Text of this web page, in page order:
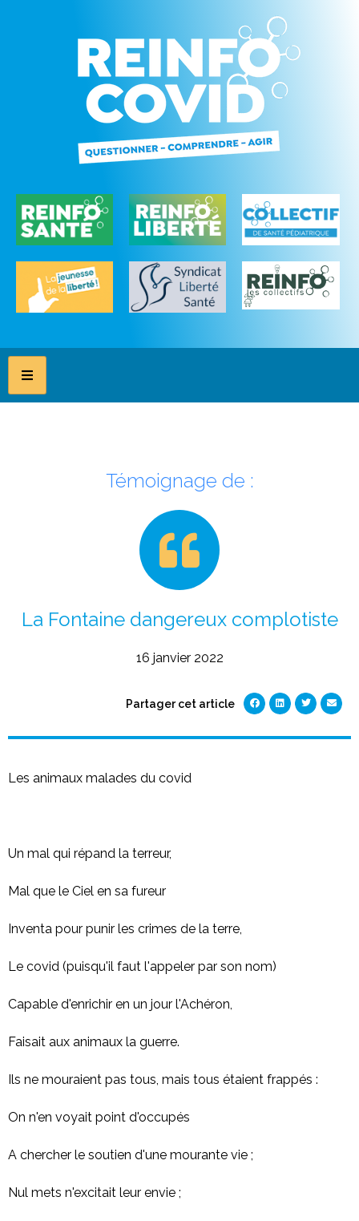
Témoignage de :
La Fontaine dangereux complotiste
16 janvier 2022
Partager cet article
Les animaux malades du covid
Un mal qui répand la terreur,
Mal que le Ciel en sa fureur
Inventa pour punir les crimes de la terre,
Le covid (puisqu'il faut l'appeler par son nom)
Capable d'enrichir en un jour l'Achéron,
Faisait aux animaux la guerre.
Ils ne mouraient pas tous, mais tous étaient frappés :
On n'en voyait point d'occupés
A chercher le soutien d'une mourante vie ;
Nul mets n'excitait leur envie ;